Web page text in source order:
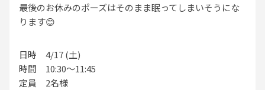
最後のお休みのポーズはそのまま眠ってしまいそうにな
ります😊
日時 4/17 (土)
時間 10:30～11:45
定員 2名様